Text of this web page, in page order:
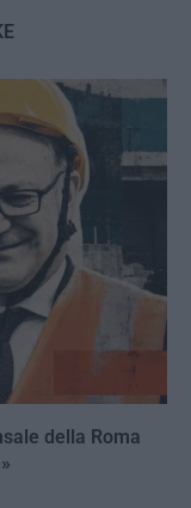
della Roma